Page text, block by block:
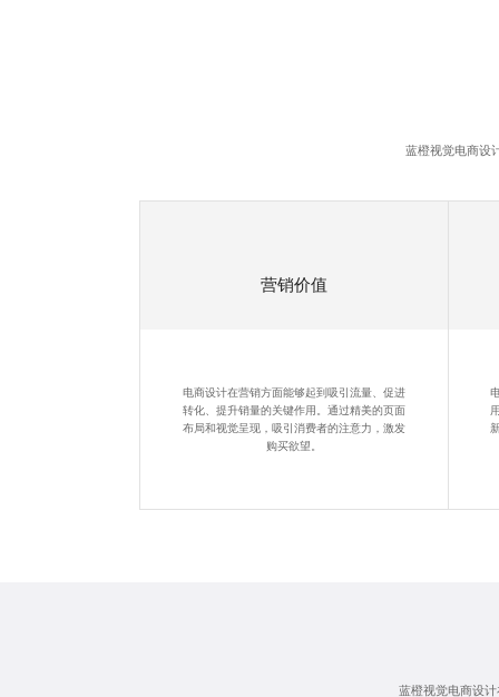
蓝橙视觉电商设
营销价值
电商设计在营销方面能够起到吸引流量、促进
转化、提升销量的关键作用。通过精美的页面
布局和视觉呈现，吸引消费者的注意力，激发
购买欲望。
蓝橙视觉电商设